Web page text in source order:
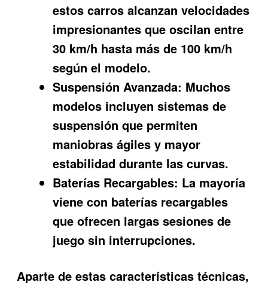
estos carros alcanzan velocidades
impresionantes que oscilan entre
30 km/h hasta más de 100 km/h
según el modelo.
Suspensión Avanzada: Muchos
modelos incluyen sistemas de
suspensión que permiten
maniobras ágiles y mayor
estabilidad durante las curvas.
Baterías Recargables: La mayoría
viene con baterías recargables
que ofrecen largas sesiones de
juego sin interrupciones.
Aparte de estas características técnicas,